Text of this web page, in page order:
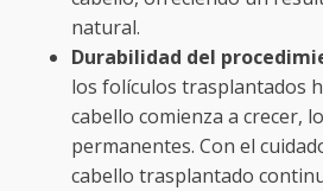
natural.
Durabilidad del
los folículos trasplantados
cabello comienza a crecer,
permanentes. Con el
cabello trasplantado